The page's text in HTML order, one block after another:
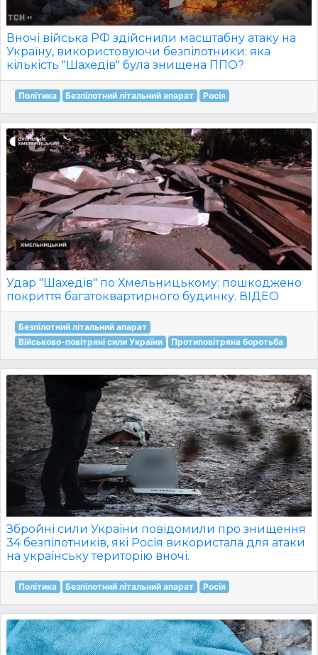
Вночі війська РФ здійснили масштабну атаку на
Україну, використовуючи безпілотники: яка
кількість "Шахедів" була знищена ППО?
Політика Безпілотний літальний апарат Росія
Удар "Шахедів" по Хмельницькому: пошкоджено
покриття багатоквартирного будинку. ВІДЕО
Безпілотний літальний апарат
Військово-повітряні сили України
Протиповітряна боротьба
Збройні сили України повідомили про знищення
34 безпілотників, які Росія використала для атаки
на українську територію вночі.
Політика Безпілотний літальний апарат Росія